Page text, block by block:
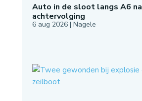
Auto in de sloot langs A6 na
achtervolging
6 aug 2026| Nagele